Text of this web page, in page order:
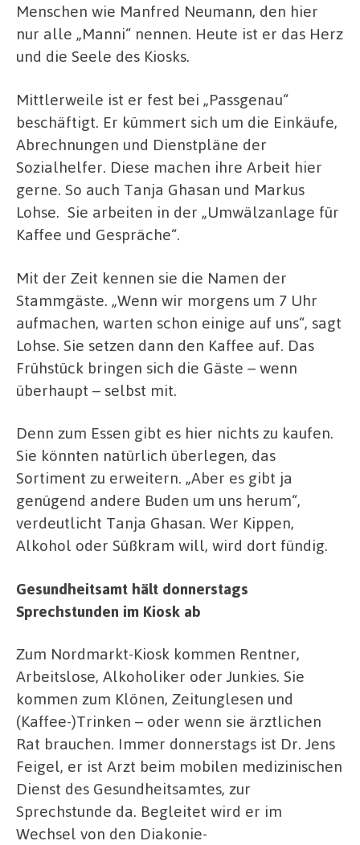
Menschen wie Manfred Neumann, den hier
nur alle „Manni“ nennen. Heute ist er das Herz
und die Seele des Kiosks.
Mittlerweile ist er fest bei „Passgenau“
beschäftigt. Er kümmert sich um die Einkäufe,
Abrechnungen und Dienstpläne der
Sozialhelfer. Diese machen ihre Arbeit hier
gerne. So auch Tanja Ghasan und Markus
Lohse. Sie arbeiten in der „Umwälzanlage für
Kaffee und Gespräche“.
Mit der Zeit kennen sie die Namen der
Stammgäste. „Wenn wir morgens um 7 Uhr
aufmachen, warten schon einige auf uns“, sagt
Lohse. Sie setzen dann den Kaffee auf. Das
Frühstück bringen sich die Gäste – wenn
überhaupt – selbst mit.
Denn zum Essen gibt es hier nichts zu kaufen.
Sie könnten natürlich überlegen, das
Sortiment zu erweitern. „Aber es gibt ja
genügend andere Buden um uns herum“,
verdeutlicht Tanja Ghasan. Wer Kippen,
Alkohol oder Süßkram will, wird dort fündig.
Gesundheitsamt hält donnerstags
Sprechstunden im Kiosk ab
Zum Nordmarkt-Kiosk kommen Rentner,
Arbeitslose, Alkoholiker oder Junkies. Sie
kommen zum Klönen, Zeitunglesen und
(Kaffee-)Trinken – oder wenn sie ärztlichen
Rat brauchen. Immer donnerstags ist Dr. Jens
Feigel, er ist Arzt beim mobilen medizinischen
Dienst des Gesundheitsamtes, zur
Sprechstunde da. Begleitet wird er im
Wechsel von den Diakonie-